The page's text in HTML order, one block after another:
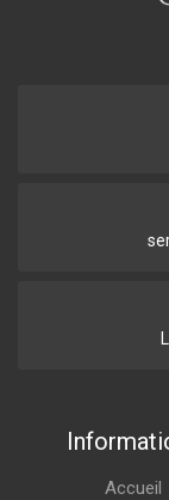
Accueil